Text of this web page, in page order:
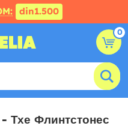
din1.500
0
Тхе Флинтстонес